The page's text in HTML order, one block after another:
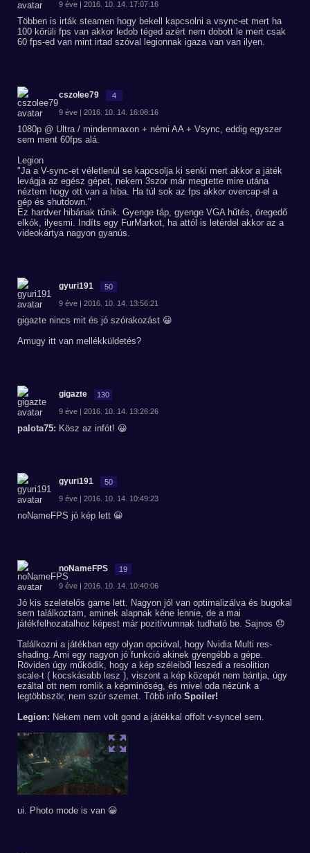
9 éve | 2016. 10. 14. 17:07:16
Többen is irták steamen hogy bekell kapcsolni a vsync-et mert ha
100 körüli fps van akkor ledob téged azért nem dobott le mert csak
60 fps-ed van mint irtad szóval legionnak igaza van van ilyen.
cszolee79 4
9 éve | 2016. 10. 14. 16:08:16
1080p @ Ultra / mindenmaxon + némi AA + Vsync, eddig egyszer
sem ment 60fps alá.
Legion
"Ja a V-sync-et véletlenül se kapcsolja ki senki mert akkor a játék
levágja az egész gépet, nekem 3szor már megtette mire utána
néztem hogy ott van a hiba. Ha túl sok az fps akkor overcap-el a
gép és shutdown."
Ez hardver hibának tűnik. Gyenge táp, gyenge VGA hűtés, öregedő
elkók, ilyesmi. Indíts egy FurMarkot, ha attól is letérdel akkor az a
videokártya nagyon gyanús.
gyuri191 50
9 éve | 2016. 10. 14. 13:56:21
gigazte nincs mit és jó szórakozást 😀
Amugy itt van mellékküldetés?
gigazte 130
9 éve | 2016. 10. 14. 13:26:26
palota75: Kösz az infót! 😀
gyuri191 50
9 éve | 2016. 10. 14. 10:49:23
noNameFPS jó kép lett 😀
noNameFPS 19
9 éve | 2016. 10. 14. 10:40:06
Jó kis szeletelős game lett. Nagyon jól van optimalizálva és bugokal
sem találkoztam, aminek alapnak kéne lennie, de a mai
játékfelhozatalhoz képest már pozitívumnak tudható be. Sajnos 😞
Találkozni a játékban egy olyan opcióval, hogy Nvidia Multi res-
shading. Ami egy nagyon jó funkció akinek gyengébb a gépe.
Röviden úgy működik, hogy a kép széleiből leszedi a resolition
scale-t ( kocskásabb lesz ), viszont a kép közepét nem bántja, úgy
ezáltal ott nem romlik a képminőség, és mivel oda nézünk a
legtöbbször, nem szúr szemet. Több info Spoiler!
Legion: Nekem nem volt gond a játékkal offolt v-syncel sem.
ui. Photo mode is van 😀